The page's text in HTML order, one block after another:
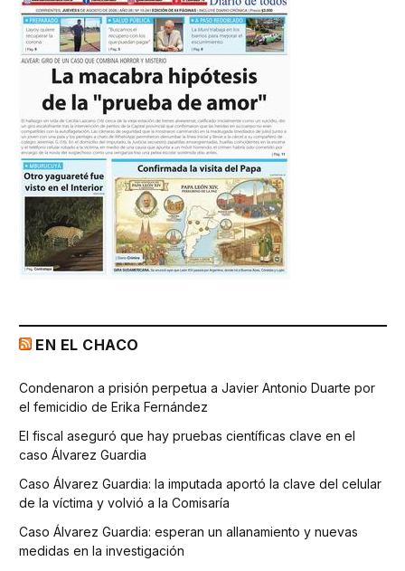
EN EL CHACO
Condenaron a prisión perpetua a Javier Antonio Duarte por
el femicidio de Erika Fernández
El fiscal aseguró que hay pruebas científicas clave en el
caso Álvarez Guardia
Caso Álvarez Guardia: la imputada aportó la clave del celular
de la víctima y volvió a la Comisaría
Caso Álvarez Guardia: esperan un allanamiento y nuevas
medidas en la investigación